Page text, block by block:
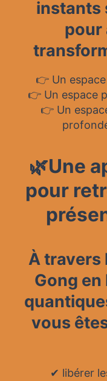
instants
pour
👉 Un
👉 Un espace
👉 Un
🌿Une
pour
À travers
Gong
vous
✔ libérer